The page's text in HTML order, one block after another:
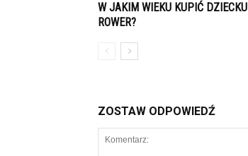
W JAKIM WIEKU KUPIĆ DZIECKU
ROWER?
ZOSTAW ODPOWIEDŹ